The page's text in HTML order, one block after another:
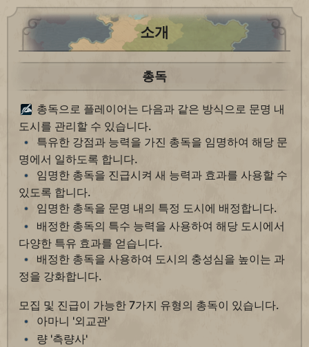
소개
총독
총독으로 플레이어는 다음과 같은 방식으로 문명 내
도시를 관리할 수 있습니다.
특유한 강점과 능력을 가진 총독을 임명하여 해당 문
명에서 일하도록 합니다.
임명한 총독을 진급시켜 새 능력과 효과를 사용할 수
있도록 합니다.
임명한 총독을 문명 내의 특정 도시에 배정합니다.
배정한 총독의 특수 능력을 사용하여 해당 도시에서
다양한 특유 효과를 얻습니다.
배정한 총독을 사용하여 도시의 충성심을 높이는 과
정을 강화합니다.
모집 및 진급이 가능한 7가지 유형의 총독이 있습니다.
아마니 '외교관'
량 '측량사'